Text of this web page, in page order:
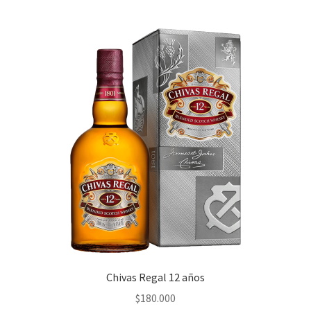
Chivas Regal 12 años
$180.000